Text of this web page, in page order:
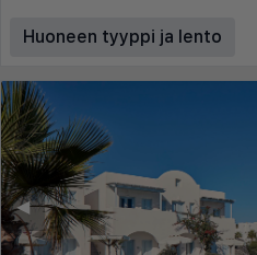
Huoneen tyyppi ja lento
◀︎